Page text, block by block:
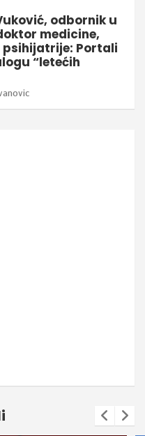
odbornik u
medicine,
Portali
“letećih